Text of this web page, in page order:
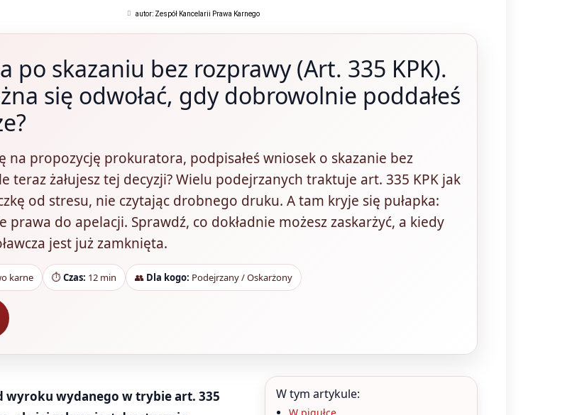
autor: Zespół Kancelarii Prawa Karnego
po skazaniu bez rozprawy (Art. 335 KPK).
się odwołać, gdy dobrowolnie poddałeś
na propozycję prokuratora, podpisałeś wniosek o skazanie bez
teraz żałujesz tej decyzji? Wielu podejrzanych traktuje art. 335 KPK jak
od stresu, nie czytając drobnego druku. A tam kryje się pułapka:
prawa do apelacji. Sprawdź, co dokładnie możesz zaskarżyć, a kiedy
jest już zamknięta.
karne ⏱️Czas: 12 min 👥 Dla kogo: Podejrzany / Oskarżony
wyroku wydanego w trybie art. 335
W tym artykule:
W pigułce